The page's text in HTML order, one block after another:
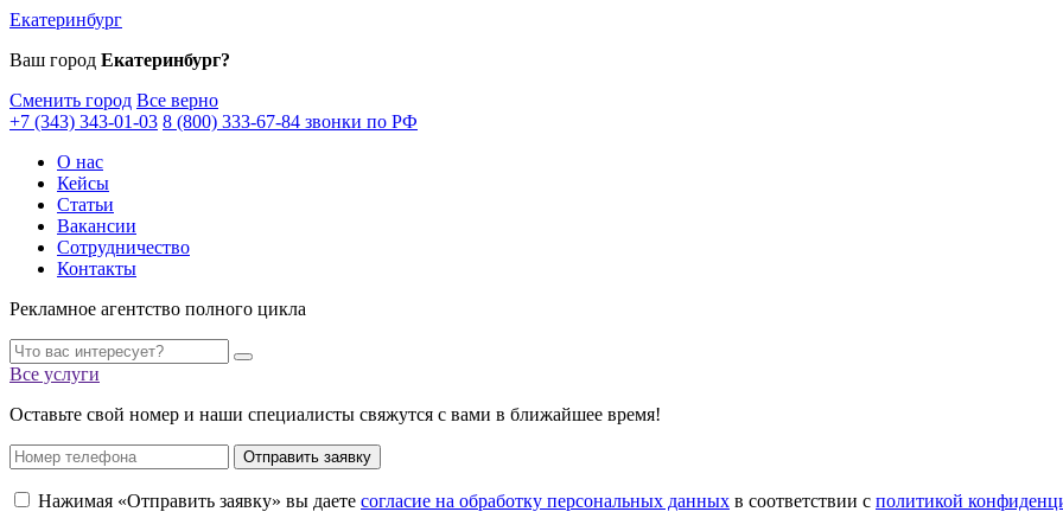
Екатеринбург
Ваш город Екатеринбург?
Сменить город Все верно
+7 (343) 343-01-03 8 (800) 333-67-84 звонки по РФ
О нас
Кейсы
Статьи
Вакансии
Сотрудничество
Контакты
Рекламное агентство полного цикла
Все услуги
Оставьте свой номер и наши специалисты свяжутся с вами в ближайшее время!
Отправить заявку
Нажимая «Отправить заявку» вы даете согласие на обработку персональных данных в соответствии с политикой